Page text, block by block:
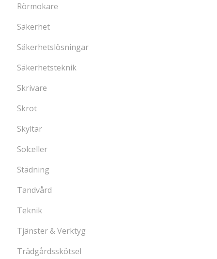
Rörmokare
Säkerhet
Säkerhetslösningar
Säkerhetsteknik
Skrivare
Skrot
Skyltar
Solceller
Städning
Tandvård
Teknik
Tjänster & Verktyg
Trädgårdsskötsel